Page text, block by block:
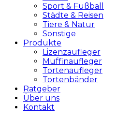
Sport & Fußball
Städte & Reisen
Tiere & Natur
Sonstige
Produkte
Lizenzaufleger
Muffinaufleger
Tortenaufleger
Tortenbänder
Ratgeber
Über uns
Kontakt